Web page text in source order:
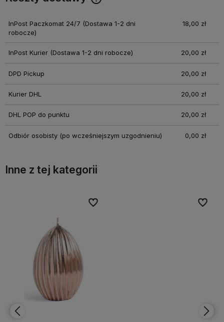
InPost Paczkomat 24/7 (Dostawa 1-2 dni
robocze)
18,00 zł
InPost Kurier(Dostawa 1-2 dni robocze) 20,00 zł
DPD Pickup 20,00 zł
Kurier DHL 20,00 zł
DHL POP do punktu 20,00 zł
Odbiór osobisty(po wcześniejszym uzgodnieniu) 0,00 zł
Inne z tej kategorii
Do ulubionych
Do ulubionych Do
Do